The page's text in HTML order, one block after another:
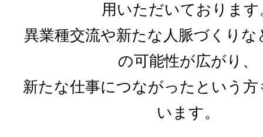
用いただいております
異業種交流や新たな人脈づくり
の可能性が広がり、
新たな仕事につながったという
います。